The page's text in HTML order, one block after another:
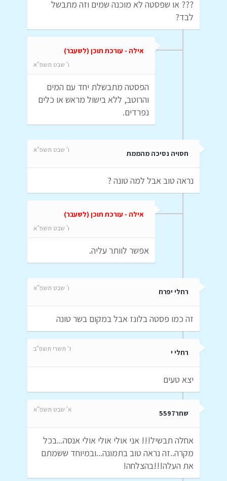
??? או שפסטה לא מוכנה שמים וזה מתבשל
לבד?
אילה - עורכת תוכן (לשעבר)
ו' שבט תשפ"א
הפסטה מתבשלת יחד עם המים
והרוטב, ללא בישול מראש או כלים
נפרדים.
חסויה נסיכה מהממת ו' שבט תשפ"א
נראה טוב אבל למה טונה ?
אילה - עורכת תוכן (לשעבר)
ו' שבט תשפ"א
אפשר לוותר עליה.
רחלי יפרח ו' שבט תשפ"א
זה כמו פסטה בלונז אבל במקום בשר טונה
רחלי י ז' תשרי תשפ"ב
יצא טעים
שחר5597 א' שבט תשפ"א
אחלה תבשיל!!! אני אולי אולי אולי אנסה...בכל
מקרה..זה נראה טוב בתמונה...ובמיוחד ששמתם
את העלה!!!בהצלחה!